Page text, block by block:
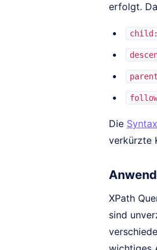
erfolgt.
Die Syntax
verkürzte
XPath
sind